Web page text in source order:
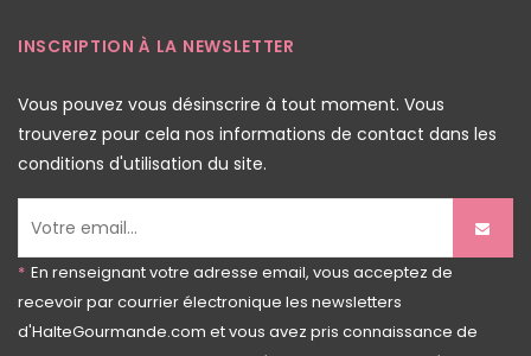
INSCRIPTION À LA NEWSLETTER
Vous pouvez vous désinscrire à tout moment. Vous
trouverez pour cela nos informations de contact dans les
conditions d'utilisation du site.
* En renseignant votre adresse email, vous acceptez de
recevoir par courrier électronique les newsletters
d'HalteGourmande.com et vous avez pris connaissance de